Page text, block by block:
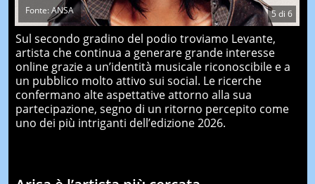
5 di 6
Fonte: ANSA
Sul secondo gradino del podio troviamo Levante,
artista che continua a generare grande interesse
online grazie a un’identità musicale riconoscibile e a
un pubblico molto attivo sui social. Le ricerche
confermano alte aspettative attorno alla sua
partecipazione, segno di un ritorno percepito come
uno dei più intriganti dell’edizione 2026.